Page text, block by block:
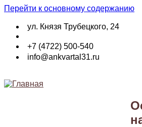
Перейти к основному содержанию
ул. Князя Трубецкого, 24
+7 (4722) 500-540
info@ankvartal31.ru